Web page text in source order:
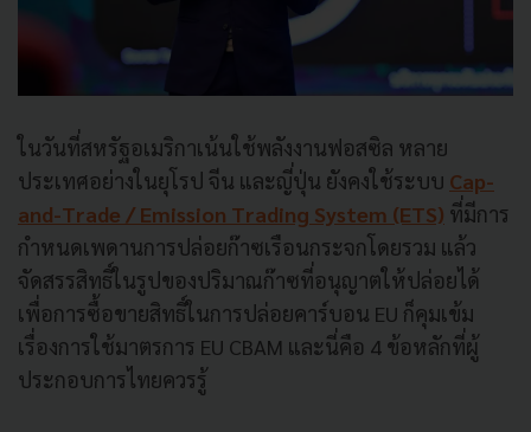
ในวันที่สหรัฐอเมริกาเน้นใช้พลังงานฟอสซิล หลาย
ประเทศอย่างในยุโรป จีน และญี่ปุ่น ยังคงใช้ระบบ Cap-
and-Trade / Emission Trading System (ETS) ที่มีการ
กำหนดเพดานการปล่อยก๊าซเรือนกระจกโดยรวม แล้ว
จัดสรรสิทธิ์ในรูปของปริมาณก๊าซที่อนุญาตให้ปล่อยได้
เพื่อการซื้อขายสิทธิ์ในการปล่อยคาร์บอน EU ก็คุมเข้ม
เรื่องการใช้มาตรการ EU CBAM และนี่คือ 4 ข้อหลักที่ผู้
ประกอบการไทยควรรู้